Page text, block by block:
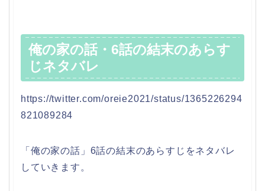
俺の家の話・6話の結末のあらす
じネタバレ
https://twitter.com/oreie2021/status/1365226294
821089284
「俺の家の話」6話の結末のあらすじをネタバレ
していきます。